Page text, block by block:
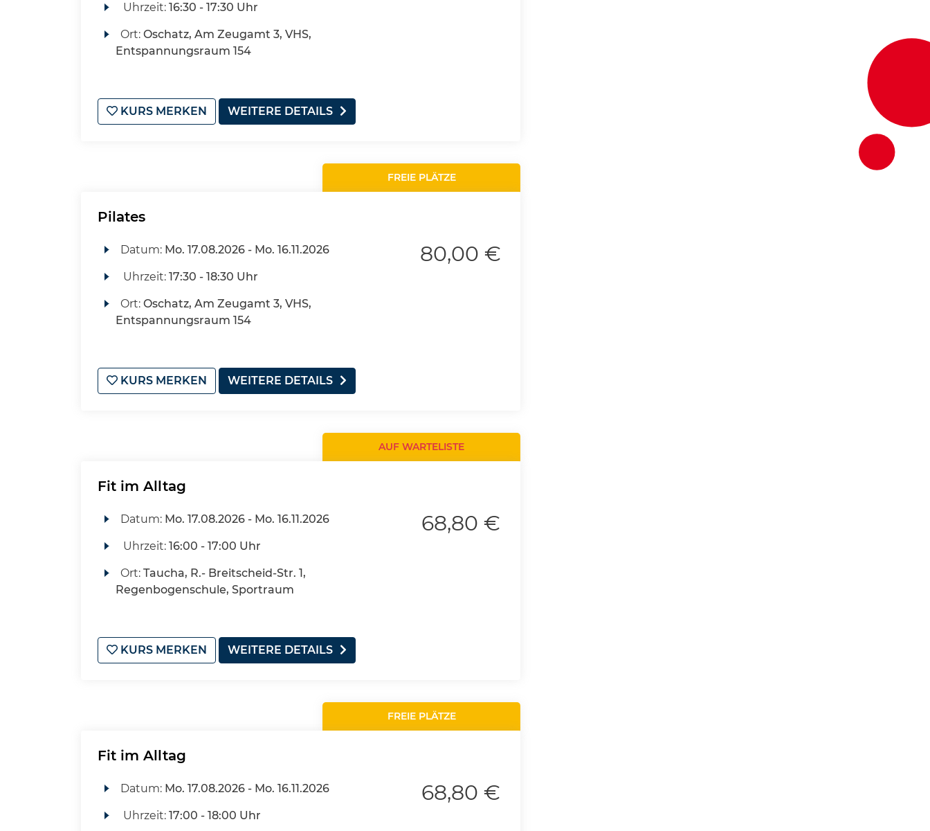
Uhrzeit: 16:30 - 17:30 Uhr
Ort: Oschatz, Am Zeugamt 3, VHS,
Entspannungsraum 154
KURS MERKEN WEITERE DETAILS
FREIE PLÄTZE
Pilates
Datum: Mo. 17.08.2026 - Mo. 16.11.2026
Uhrzeit: 17:30 - 18:30 Uhr
Ort: Oschatz, Am Zeugamt 3, VHS,
Entspannungsraum 154
80,00 €
KURS MERKEN WEITERE DETAILS
AUF WARTELISTE
Fit im Alltag
Datum: Mo. 17.08.2026 - Mo. 16.11.2026
Uhrzeit: 16:00 - 17:00 Uhr
Ort: Taucha, R.- Breitscheid-Str. 1,
Regenbogenschule, Sportraum
68,80 €
KURS MERKEN WEITERE DETAILS
FREIE PLÄTZE
Fit im Alltag
Datum: Mo. 17.08.2026 - Mo. 16.11.2026
Uhrzeit: 17:00 - 18:00 Uhr
68,80 €